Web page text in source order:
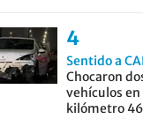
Sentido a
Chocaron
vehículos en
kilómetro